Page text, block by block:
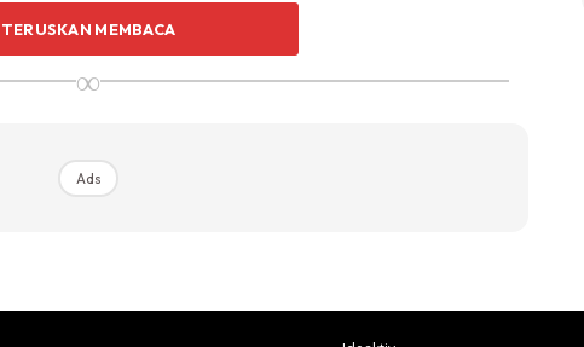
Ads
TERUSKAN MEMBACA
∞
Ads